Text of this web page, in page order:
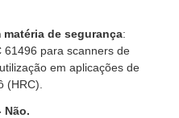
de segurança:
61496 para scanners de
em aplicações de
(HRC).
Não.